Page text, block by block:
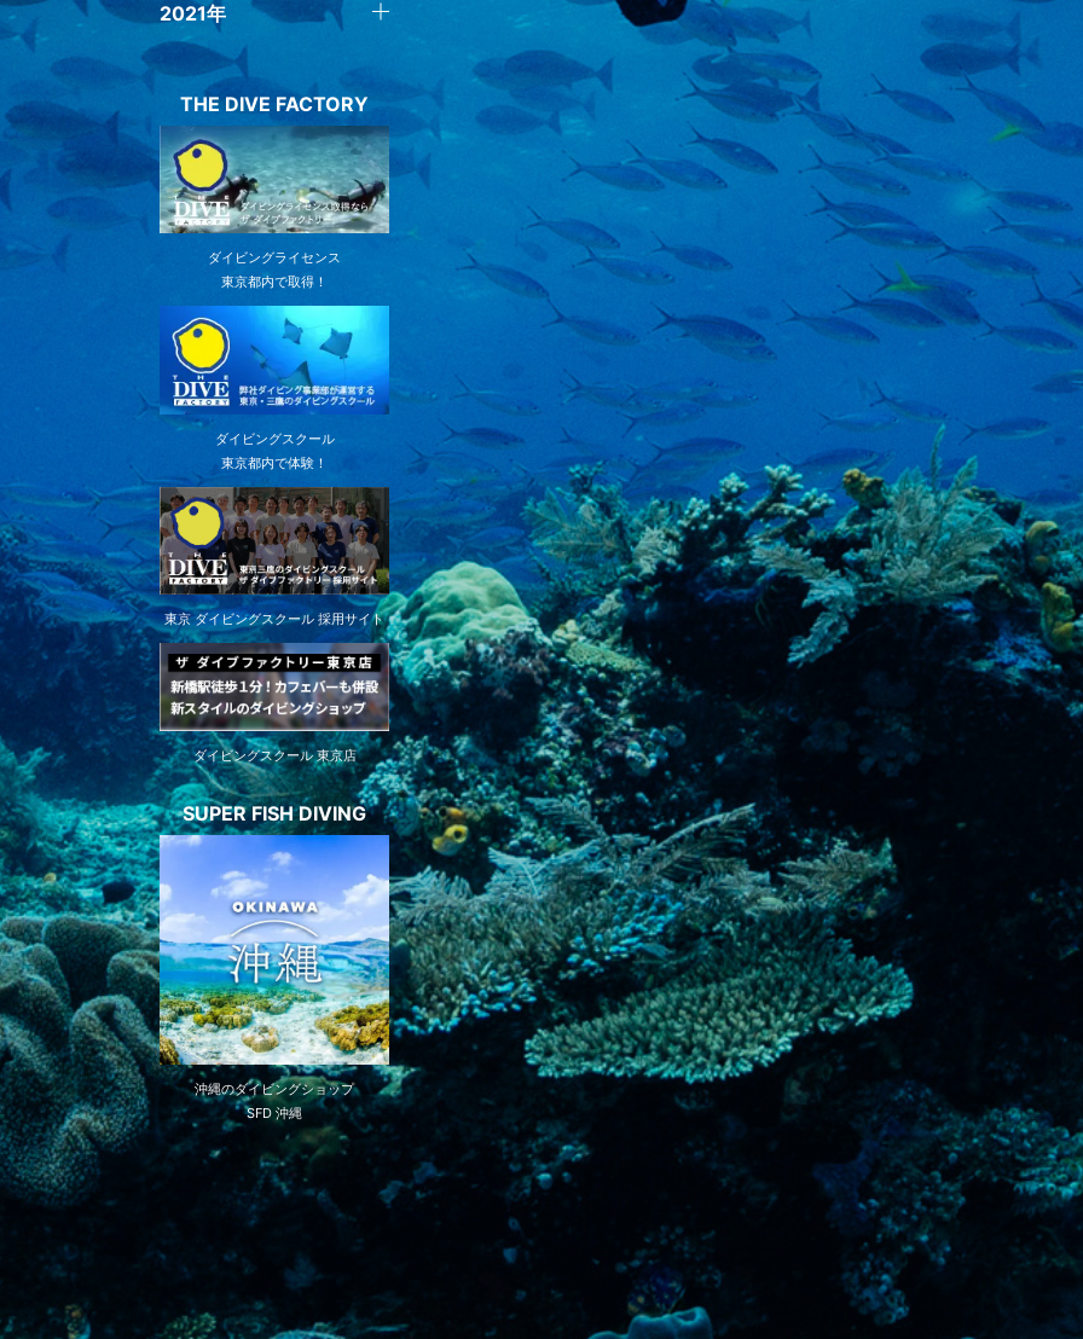
2021年
THE DIVE FACTORY
ダイビングライセンス
東京都内で取得！
ダイビングスクール
東京都内で体験！
東京 ダイビングスクール 採用サイト
ダイビングスクール 東京店
SUPER FISH DIVING
沖縄のダイビングショップ
SFD 沖縄